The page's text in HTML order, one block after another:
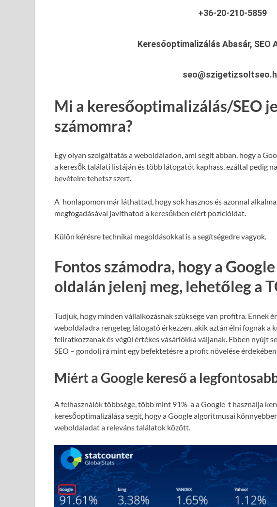
+36-20-210-5859
Keresőoptimalizálás Abasár, SEO
Mi a keresőoptimalizálás/SEO
számomra?
Egy olyan szolgáltatás a weboldaladon, ami segít abban, hogy a
a keresők találati listáján és több látogatót kaphass, ezáltal pedig
bevételre tehetsz szert.
A honlapomon már láthattad, hogy sok hasznos és azonnal
megfogadásával javíthatod a keresőkben elért pozícióidat.
Külön kérésre technikai megoldásokkal is a segítségedre vagyok.
Fontos számodra, hogy a
oldalán jelenj meg, lehetőleg a
Tudjuk, hogy minden vállalkozásnak szüksége van profitra. Ennek
weboldaladra rengeteg látogató érkezzen, akik aztán élni fognak a
feliratkozzanak és végül értékes vásárlókká váljanak. Ebben nyújt
SEO – gondolj rá mint egy befektetésre a profit növelése
Miért a Google kereső a
A felhasználók többsége, több mint 91%-a a Google-t használja
keresőoptimalizálása segít, hogy a Google algoritmusai
weboldaladat a releváns találatok között.